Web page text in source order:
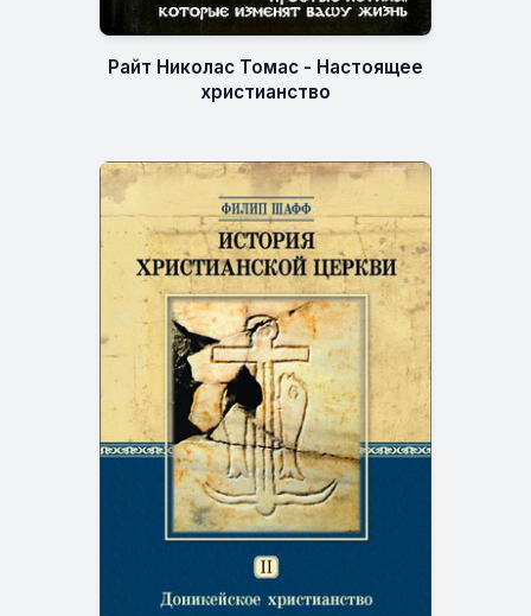
Райт Николас Томас - Настоящее
христианство